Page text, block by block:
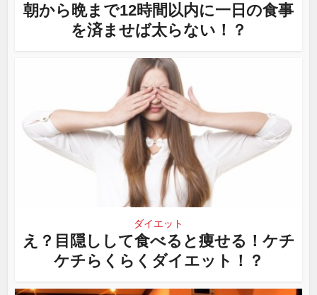
朝から晩まで12時間以内に一日の食事
を済ませば太らない！？
ダイエット
え？目隠しして食べると痩せる！ケチ
ケチらくらくダイエット！？